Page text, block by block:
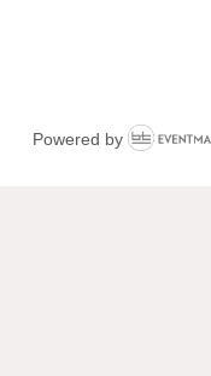
Powered by